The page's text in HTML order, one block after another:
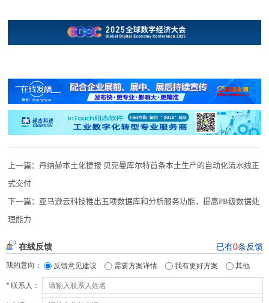
上一篇：丹纳赫本土化捷报 贝克曼库尔特首条本土生产的自动化流水线正
式交付
下一篇： 亚马逊云科技推出五项数据库和分析服务功能，提高PB级数据处
理能力